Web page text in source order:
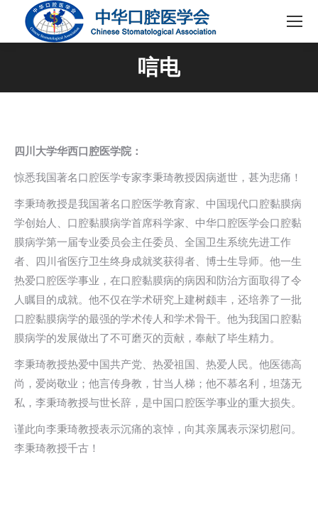
唁电
四川大学华西口腔医学院：
惊悉我国著名口腔医学专家李秉琦教授因病逝世，甚为悲痛！
李秉琦教授是我国著名口腔医学教育家、中国现代口腔黏膜病
学创始人、口腔黏膜病学首席科学家、中华口腔医学会口腔黏
膜病学第一届专业委员会主任委员、全国卫生系统先进工作
者、四川省医疗卫生终身成就奖获得者、博士生导师。他一生
热爱口腔医学事业，在口腔黏膜病的病因和防治方面取得了令
人瞩目的成就。他不仅在学术研究上建树颇丰，还培养了一批
口腔黏膜病学的最强的学术传人和学术骨干。他为我国口腔黏
膜病学的发展做出了不可磨灭的贡献，奉献了毕生精力。
李秉琦教授热爱中国共产党、热爱祖国、热爱人民。他医德高
尚，爱岗敬业；他言传身教，甘当人梯；他不慕名利，坦荡无
私，李秉琦教授与世长辞，是中国口腔医学事业的重大损失。
谨此向李秉琦教授表示沉痛的哀悼，向其亲属表示深切慰问。
李秉琦教授千古！